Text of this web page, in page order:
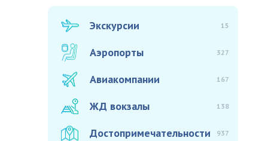
Экскурсии 15
Аэропорты 327
Авиакомпании 167
ЖД вокзалы 138
Достопримечательности 937